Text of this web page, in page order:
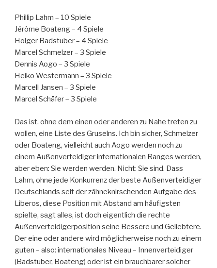
Phillip Lahm – 10 Spiele
Jérôme Boateng – 4 Spiele
Holger Badstuber – 4 Spiele
Marcel Schmelzer – 3 Spiele
Dennis Aogo – 3 Spiele
Heiko Westermann – 3 Spiele
Marcell Jansen – 3 Spiele
Marcel Schäfer – 3 Spiele
Das ist, ohne dem einen oder anderen zu Nahe treten zu
wollen, eine Liste des Gruselns. Ich bin sicher, Schmelzer
oder Boateng, vielleicht auch Aogo werden noch zu
einem Außenverteidiger internationalen Ranges werden,
aber eben: Sie werden werden. Nicht: Sie sind. Dass
Lahm, ohne jede Konkurrenz der beste Außenverteidiger
Deutschlands seit der zähneknirschenden Aufgabe des
Liberos, diese Position mit Abstand am häufigsten
spielte, sagt alles, ist doch eigentlich die rechte
Außenverteidigerposition seine Bessere und Geliebtere.
Der eine oder andere wird möglicherweise noch zu einem
guten – also: internationales Niveau – Innenverteidiger
(Badstuber, Boateng) oder ist ein brauchbarer solcher